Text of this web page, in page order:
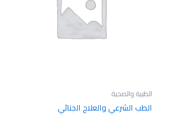
الطبية والصحية
الطب الشرعي والعلاج الجنائي